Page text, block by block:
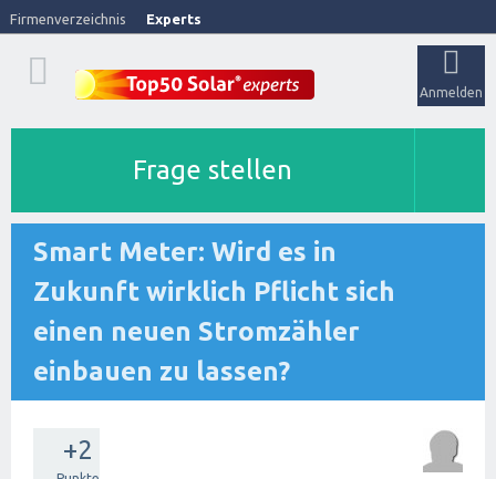
Firmenverzeichnis Experts
Anmelden
Frage stellen
Smart Meter: Wird es in
Zukunft wirklich Pflicht sich
einen neuen Stromzähler
einbauen zu lassen?
+2